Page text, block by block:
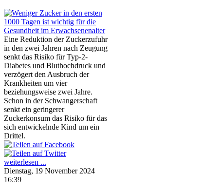
Eine Reduktion der Zuckerzufuhr
in den zwei Jahren nach Zeugung
senkt das Risiko für Typ-2-
Diabetes und Bluthochdruck und
verzögert den Ausbruch der
Krankheiten um vier
beziehungsweise zwei Jahre.
Schon in der Schwangerschaft
senkt ein geringerer
Zuckerkonsum das Risiko für das
sich entwickelnde Kind um ein
Drittel.
weiterlesen ...
Dienstag, 19 November 2024
16:39